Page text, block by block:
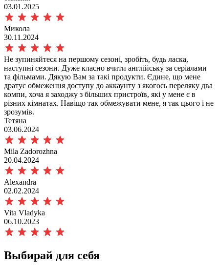
03.01.2025
Микола
30.11.2024
Не зупиняйтеся на першому сезоні, зробіть, будь ласка,
наступні сезони. Дуже класно вчити англійську за серіалами
та фільмами. Дякую Вам за такі продукти. Єдине, що мене
дратує обмеження доступу до аккаунту з якогось переляку два
компи, хоча я заходжу з більших пристроїв, які у мене є в
різних кімнатах. Навіщо так обмежувати мене, я так цього і не
зрозумів.
Тетяна
03.06.2024
Mila Zadorozhna
20.04.2024
Alexandra
02.02.2024
Vita Vladyka
06.10.2023
Выбирай для себя